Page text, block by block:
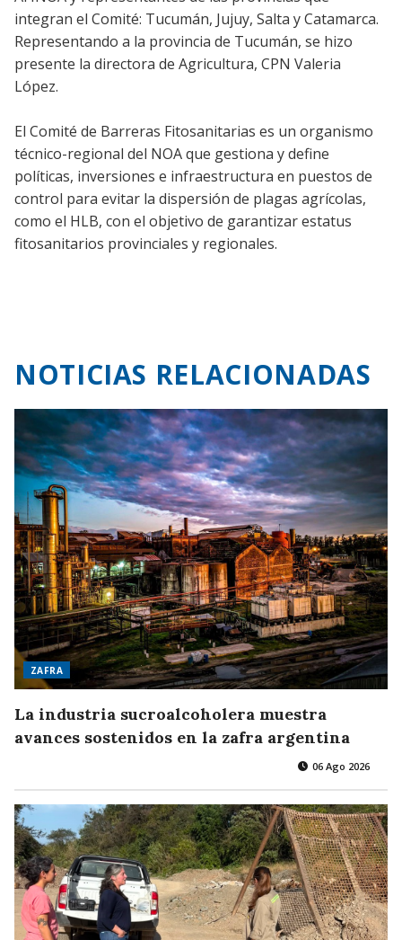
integran el Comité: Tucumán, Jujuy, Salta y Catamarca.
Representando a la provincia de Tucumán, se hizo
presente la directora de Agricultura, CPN Valeria
López.
El Comité de Barreras Fitosanitarias es un organismo
técnico-regional del NOA que gestiona y define
políticas, inversiones e infraestructura en puestos de
control para evitar la dispersión de plagas agrícolas,
como el HLB, con el objetivo de garantizar estatus
fitosanitarios provinciales y regionales.
NOTICIAS RELACIONADAS
ZAFRA
La industria sucroalcoholera muestra
avances sostenidos en la zafra argentina
06 Ago 2026